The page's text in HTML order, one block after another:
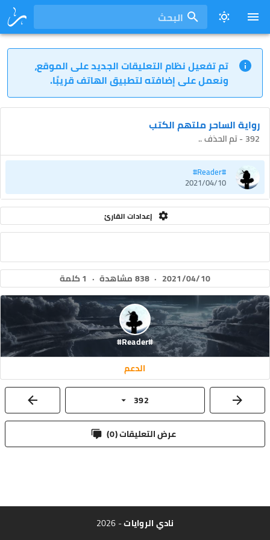
البحث
تم تفعيل نظام التعليقات الجديد على الموقع،
ونعمل على إضافته لتطبيق الهاتف قريبًا.
رواية الساحر ملتهم الكتب
392 - تم الحذف ..
#Reader#
2021/04/10
إعدادات القارئ
2021/04/10
· 838 مشاهدة · 1 كلمة
#Reader#
الدعم
392
عرض التعليقات ( 0
)
نادي الروايات- 2026